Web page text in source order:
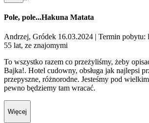
Pole, pole...Hakuna Matata
Andrzej, Gródek 16.03.2024 | Termin pobytu:
55 lat, ze znajomymi
To wszystko razem co przeżyliśmy, żeby
Bajka!. Hotel cudowny, obsługa jak najlepsi
przepyszne, różnorodne. Jesteśmy pod
pewno będziemy tam wracać.
Więcej